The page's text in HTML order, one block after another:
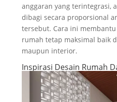
anggaran yang terintegrasi,
dibagi secara proporsional
tersebut. Cara ini
rumah tetap maksimal baik
maupun interior.
Inspirasi Desain Rumah